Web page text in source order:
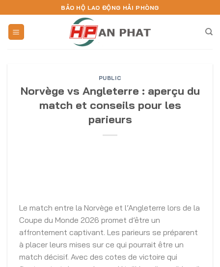
content
BẢO HỘ LAO ĐỘNG HẢI PHÒNG
PUBLIC
Norvège vs Angleterre : aperçu du
match et conseils pour les
parieurs
Le match entre la Norvège et l’Angleterre lors de la
Coupe du Monde 2026 promet d’être un
affrontement captivant. Les parieurs se préparent
à placer leurs mises sur ce qui pourrait être un
match décisif. Avec des cotes de victoire qui